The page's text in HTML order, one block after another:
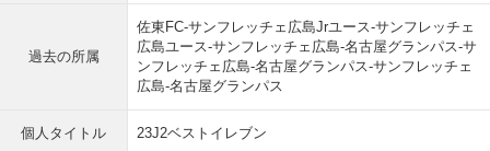
過去の所属
佐東FC-サンフレッチェ広島Jrユース-サンフレッチェ
広島ユース-サンフレッチェ広島-名古屋グランパス-サ
ンフレッチェ広島-名古屋グランパス-サンフレッチェ
広島-名古屋グランパス
個人タイトル 23J2ベストイレブン